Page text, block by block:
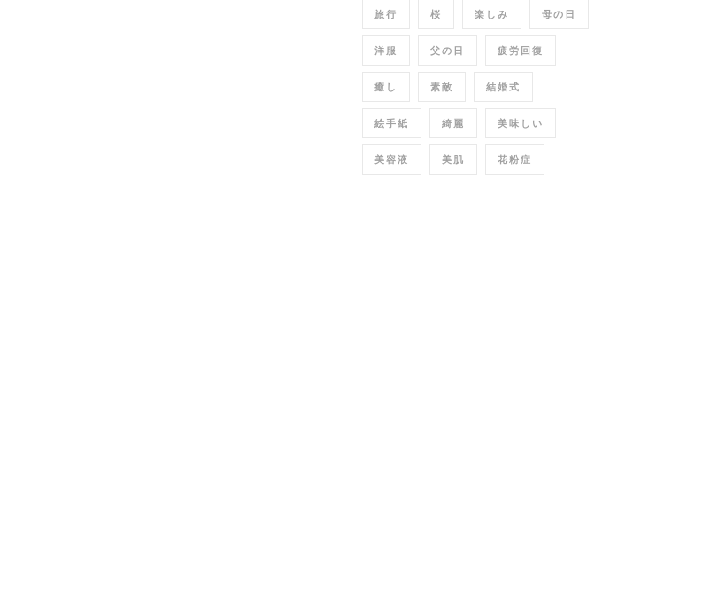
旅行 桜 楽しみ 母の日
洋服 父の日 疲労回復
癒し 素敵 結婚式
絵手紙 綺麗 美味しい
美容液 美肌 花粉症